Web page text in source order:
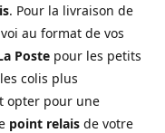
. Pour la livraison de
au format de vos
Poste pour les petits
colis plus
opter pour une
point relais de votre